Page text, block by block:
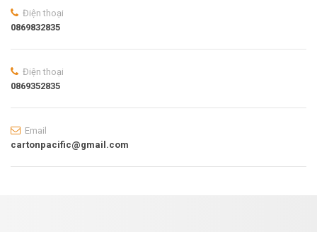
Điện thoại
0869832835
Điện thoại
0869352835
Email
cartonpacific@gmail.com